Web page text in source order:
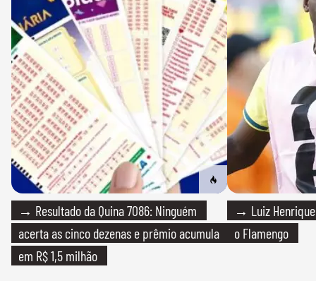
→ Resultado da Quina 7086: Ninguém
acerta as cinco dezenas e prêmio acumula
em R$ 1,5 milhão
→ Luiz
o Flamengo